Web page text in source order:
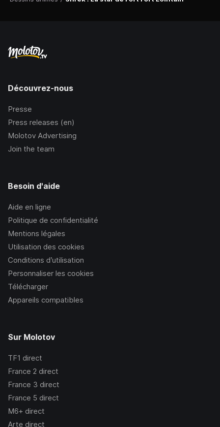
Découvrez-nous
Presse
Press releases (en)
Molotov Advertising
Join the team
Besoin d'aide
Aide en ligne
Politique de confidentialité
Mentions légales
Utilisation des cookies
Conditions d’utilisation
Personnaliser les cookies
Télécharger
Appareils compatibles
Sur Molotov
TF1 direct
France 2 direct
France 3 direct
France 5 direct
M6+ direct
Arte direct